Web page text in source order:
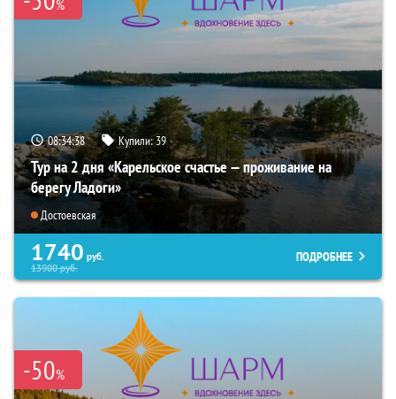
%
08:34:36 Купили:39
Тур на 2 дня «Карельское счастье — проживание на
берегу Ладоги»
Достоевская
1740 руб.
13900руб.
ПОДРОБНЕЕ
-50%